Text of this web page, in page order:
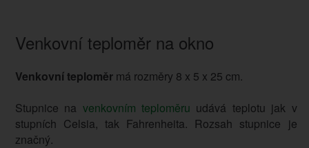
Venkovní teploměr na okno
Venkovní teploměrmá rozměry 8 x 5 x 25 cm.
Stupnice na venkovním teploměru udává teplotu jak v
stupních Celsia, tak Fahrenheita. Rozsah stupnice je
značný.